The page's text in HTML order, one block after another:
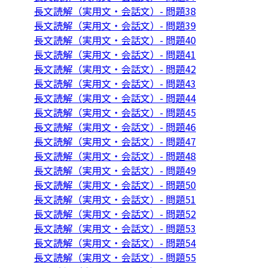
長文読解（実用文・会話文）- 問題38
長文読解（実用文・会話文）- 問題39
長文読解（実用文・会話文）- 問題40
長文読解（実用文・会話文）- 問題41
長文読解（実用文・会話文）- 問題42
長文読解（実用文・会話文）- 問題43
長文読解（実用文・会話文）- 問題44
長文読解（実用文・会話文）- 問題45
長文読解（実用文・会話文）- 問題46
長文読解（実用文・会話文）- 問題47
長文読解（実用文・会話文）- 問題48
長文読解（実用文・会話文）- 問題49
長文読解（実用文・会話文）- 問題50
長文読解（実用文・会話文）- 問題51
長文読解（実用文・会話文）- 問題52
長文読解（実用文・会話文）- 問題53
長文読解（実用文・会話文）- 問題54
長文読解（実用文・会話文）- 問題55